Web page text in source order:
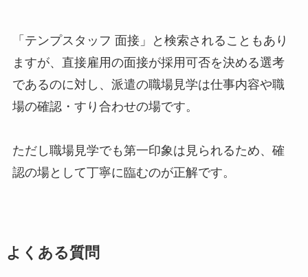
「テンプスタッフ 面接」と検索されることもあり
ますが、直接雇用の面接が採用可否を決める選考
であるのに対し、派遣の職場見学は仕事内容や職
場の確認・すり合わせの場です。
ただし職場見学でも第一印象は見られるため、確
認の場として丁寧に臨むのが正解です。
よくある質問